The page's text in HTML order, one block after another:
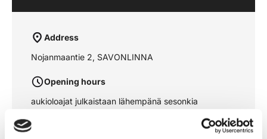
Address
Nojanmaantie 2, SAVONLINNA
Opening hours
aukioloajat julkaistaan lähempänä sesonkia